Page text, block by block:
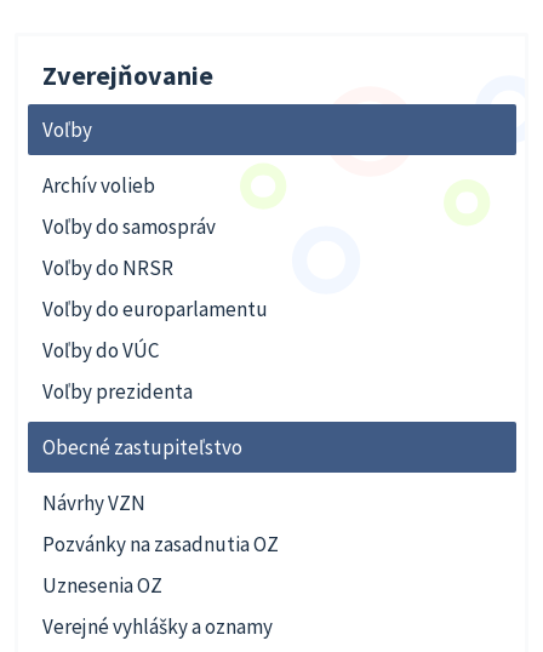
Zverejňovanie
Voľby
Archív volieb
Voľby do samospráv
Voľby do NRSR
Voľby do europarlamentu
Voľby do VÚC
Voľby prezidenta
Obecné zastupiteľstvo
Návrhy VZN
Pozvánky na zasadnutia OZ
Uznesenia OZ
Verejné vyhlášky a oznamy